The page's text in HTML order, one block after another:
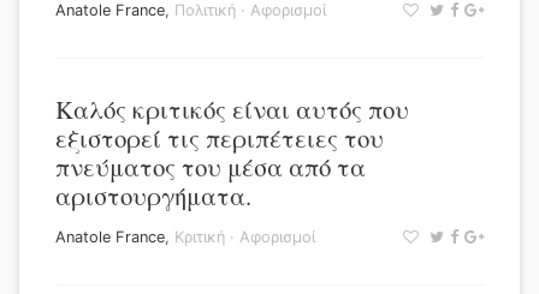
Anatole France, Πολιτική · Αφορισμοί
Καλός κριτικός είναι αυτός που
εξιστορεί τις περιπέτειες του
πνεύματος του μέσα από τα
αριστουργήματα.
Anatole France, Κριτική · Αφορισμοί